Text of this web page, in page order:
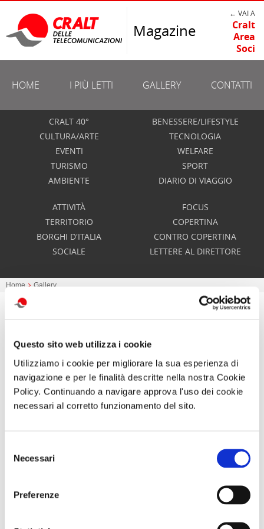
Questo sito web utilizza i cookie
Utilizziamo i cookie per migliorare la sua esperienza di
navigazione e per le finalità descritte nella nostra Cookie
Policy. Continuando a navigare approva l'uso dei cookie
necessari al corretto funzionamento del sito.
delNecessari
Preferenze
Magazine
← VAI A
Cralt
Area
Soci
HOME I PIÙ LETTI GALLERY CONTATTI
CRALT 40°
CULTURA/ARTE
EVENTI
TURISMO
AMBIENTE
BENESSERE/LIFESTYLE
TECNOLOGIA
WELFARE
SPORT
DIARIO DI VIAGGIO
ATTIVITÀ
TERRITORIO
BORGHI D'ITALIA
SOCIALE
FOCUS
COPERTINA
CONTRO COPERTINA
LETTERE AL DIRETTORE
Home Gallery
Tour della Sicila
Eccovi alcune foto del nostro tour della Sicilia inviateci
dai nostri soci.